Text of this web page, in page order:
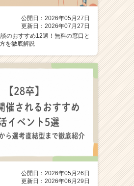
公開日：2026年05月27日
更新日：2026年07月27日
談のおすすめ12選！無料の窓口と
を徹底解説
公開日：2026年05月26日
更新日：2026年06月29日